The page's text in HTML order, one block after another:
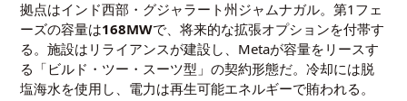
拠点はインド西部・グジャラート州ジャムナガル。第1フェ
ーズの容量は168MWで、将来的な拡張オプションを付帯す
る。施設はリライアンスが建設し、Metaが容量をリースす
る「ビルド・ツー・スーツ型」の契約形態だ。冷却には脱
塩海水を使用し、電力は再生可能エネルギーで賄われる。